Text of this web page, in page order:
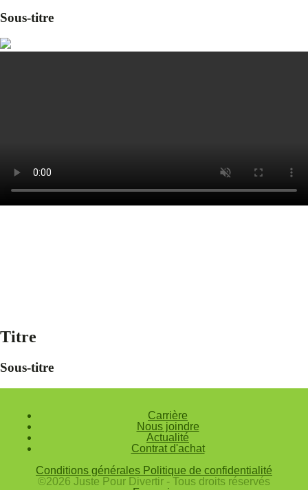
Sous-titre
Titre
Sous-titre
Carrière
Nous joindre
Actualité
Contrat d'achat
Conditions générales Politique de confidentialité
©2026 Juste Pour Divertir - Tous droits réservés